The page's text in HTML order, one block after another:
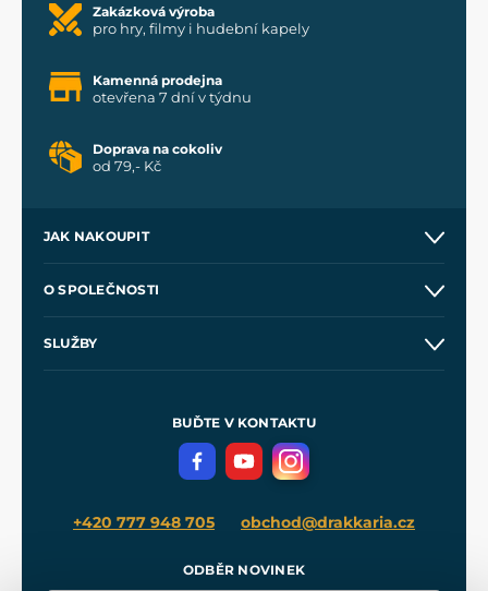
Zakázková výroba
pro hry, filmy i hudební kapely
Kamenná prodejna
otevřena 7 dní v týdnu
Doprava na cokoliv
od 79,- Kč
JAK NAKOUPIT
Velkoobchod
O SPOLEČNOSTI
SLUŽBY
Meče pro Kingdom Come
BUĎTE V KONTAKTU
+420 777 948 705 obchod@drakkaria.cz
ODBĚR NOVINEK